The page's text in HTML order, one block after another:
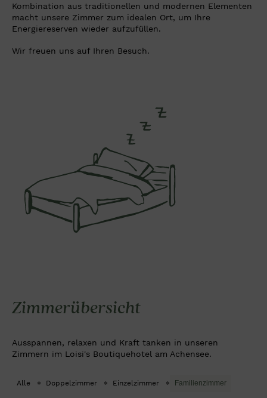
Kombination aus traditionellen und modernen Elementen
macht unsere Zimmer zum idealen Ort, um Ihre
Energiereserven wieder aufzufüllen.
Wir freuen uns auf Ihren Besuch.
Zimmerübersicht
Ausspannen, relaxen und Kraft tanken in unseren
Zimmern im Loisi's Boutiquehotel am Achensee.
Alle Doppelzimmer Einzelzimmer Familienzimmer